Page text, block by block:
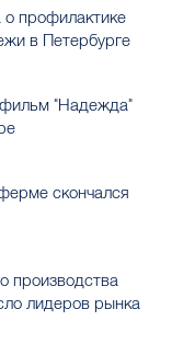
профилактике
в Петербурге
"Надежда"
скончался
производства
лидеров рынка